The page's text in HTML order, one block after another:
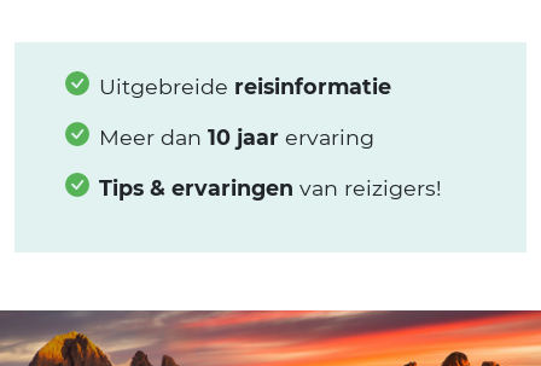
Uitgebreide reisinformatie
Meer dan 10 jaar ervaring
Tips & ervaringen van reizigers!